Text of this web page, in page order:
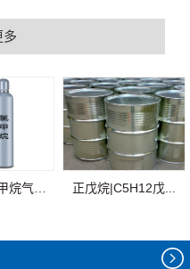
多
正戊烷|C5H12戊...